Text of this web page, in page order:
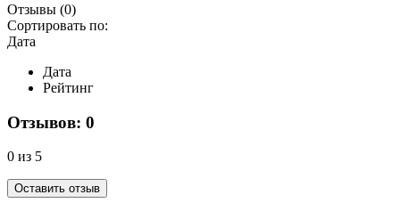
Отзывы (0)
Сортировать по:
Дата
Дата
Рейтинг
Отзывов: 0
0 из 5
Оставить отзыв